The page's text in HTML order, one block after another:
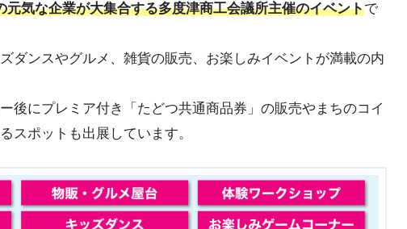
元気な企業が大集合する多度津商工会議所主催のイベントで
ダンスやグルメ、雑貨の販売、お楽しみイベントが満載の内
後にプレミア付き「たどつ共通商品券」の販売やまちのコイ
スポットも出展しています。